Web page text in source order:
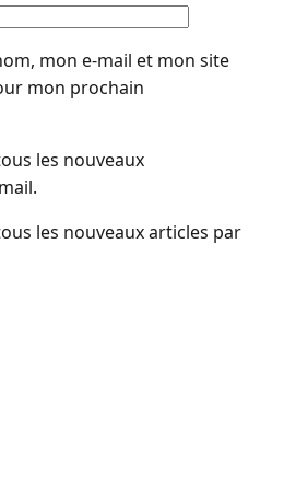
mon e-mail et mon site
mon prochain
les nouveaux
les nouveaux articles par